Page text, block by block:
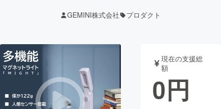
テクノロジー・ガジェット
映像・映画 書籍・雑誌
GEMINI株式会社 プロダクト
現在の支援総
額
0円